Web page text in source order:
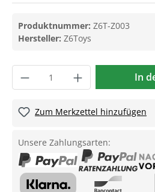
Produktnummer: Z6T-Z003
Hersteller: Z6Toys
In
Zum Merkzettel hinzufügen
Unsere Zahlungsarten: